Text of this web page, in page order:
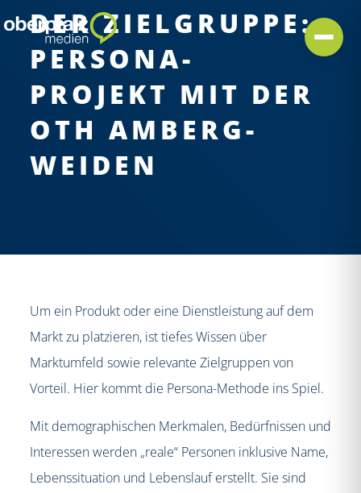
DER ZIELGRUPPE:
PERSONA-
PROJEKT MIT DER
OTH AMBERG-
WEIDEN
Um ein Produkt oder eine Dienstleistung auf dem
Markt zu platzieren, ist tiefes Wissen über
Marktumfeld sowie relevante Zielgruppen von
Vorteil. Hier kommt die Persona-Methode ins Spiel.
Mit demographischen Merkmalen, Bedürfnissen und
Interessen werden „reale“ Personen inklusive Name,
Lebenssituation und Lebenslauf erstellt. Sie sind